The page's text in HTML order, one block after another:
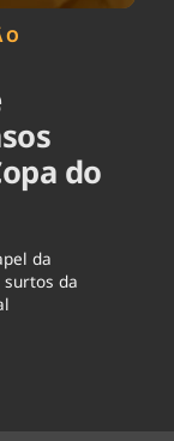
do
da
da